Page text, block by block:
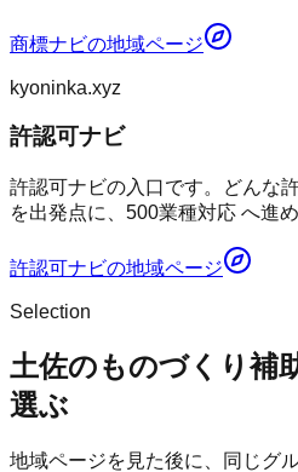
商標ナビの地域ページ
kyoninka.xyz
許認可ナビ
許認可ナビの入口です。どんな
を出発点に、500業種対応 へ進
許認可ナビの地域ページ
Selection
土佐のものづくり補
選ぶ
地域ページを見た後に、同じグ